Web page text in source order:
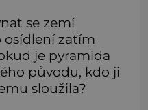
se zemí
osídlení zatím
je pyramida
původu, kdo ji
sloužila?